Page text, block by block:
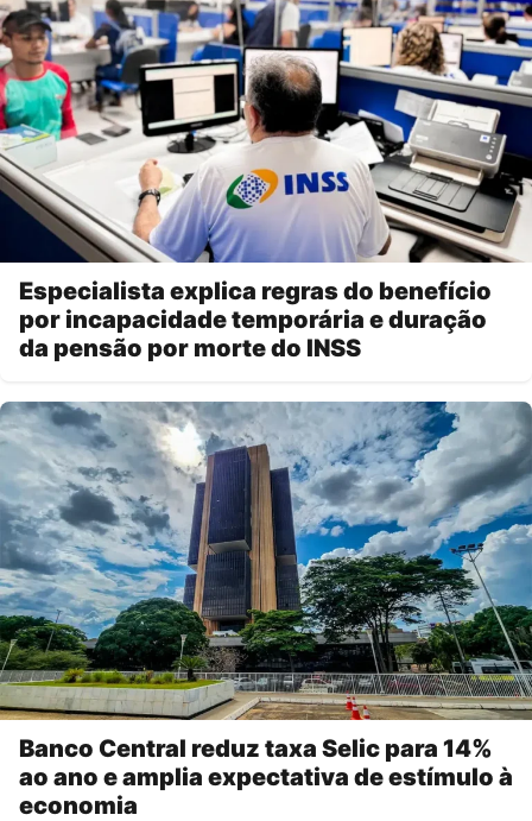
Especialista explica regras do benefício
por incapacidade temporária e duração
da pensão por morte do INSS
Banco Central reduz taxa Selic para 14%
ao ano e amplia expectativa de estímulo à
economia